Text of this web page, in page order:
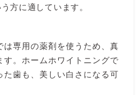
方に適しています。
専用の薬剤を使うため、真
。ホームホワイトニングで
歯も、美しい白さになる可